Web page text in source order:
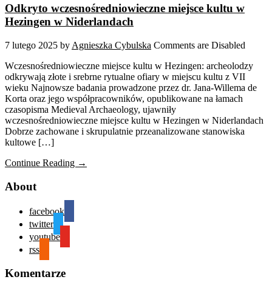
Odkryto wczesnośredniowieczne miejsce kultu w
Hezingen w Niderlandach
7 lutego 2025 by Agnieszka Cybulska Comments are Disabled
Wczesnośredniowieczne miejsce kultu w Hezingen: archeolodzy
odkrywają złote i srebrne rytualne ofiary w miejscu kultu z VII
wieku Najnowsze badania prowadzone przez dr. Jana-Willema de
Korta oraz jego współpracowników, opublikowane na łamach
czasopisma Medieval Archaeology, ujawniły
wczesnośredniowieczne miejsce kultu w Hezingen w Niderlandach
Dobrze zachowane i skrupulatnie przeanalizowane stanowiska
kultowe […]
Continue Reading →
About
facebook
twitter
youtube
rss
Komentarze